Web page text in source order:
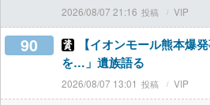
2026/08/07 21:16 VIP
90
【イオンモール熊本爆
を…」遺族語る
2026/08/07 13:01 VIP